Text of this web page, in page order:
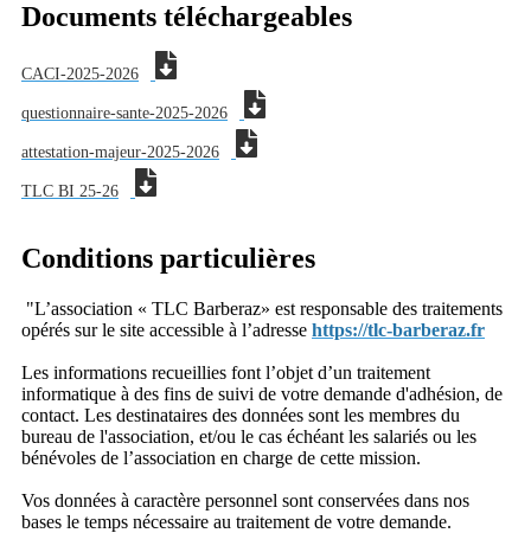
Documents téléchargeables
CACI-2025-2026
questionnaire-sante-2025-2026
attestation-majeur-2025-2026
TLC BI 25-26
Conditions particulières
"L’association « TLC Barberaz» est responsable des traitements
opérés sur le site accessible à l’adresse https://tlc-barberaz.fr
Les informations recueillies font l’objet d’un traitement
informatique à des fins de suivi de votre demande d'adhésion, de
contact. Les destinataires des données sont les membres du
bureau de l'association, et/ou le cas échéant les salariés ou les
bénévoles de l’association en charge de cette mission.
Vos données à caractère personnel sont conservées dans nos
bases le temps nécessaire au traitement de votre demande.